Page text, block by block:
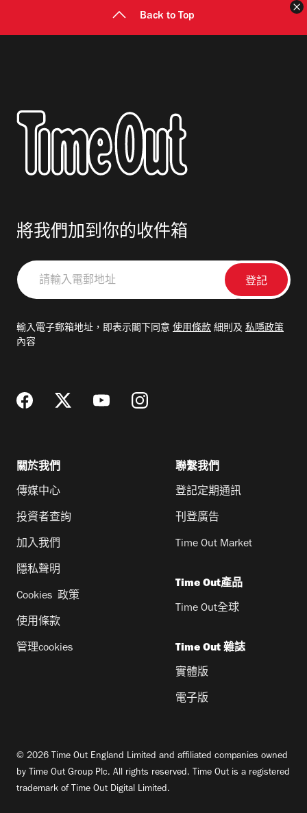
Back to Top
將我們加到你的收件箱
請
輸
郵
輸入電子郵箱地址，即表示閣下同意 使用條款 細則及 私隱政策
內容
關於我們
傳媒中心
投資者查詢
加入我們
隱私聲明
Cookies 政策
使用條款
管理cookies
聯繫我們
登記定期通訊
刊登廣告
Time Out Market
Time Out產品
Time Out全球
Time Out 雜誌
實體版
電子版
© 2026 Time Out England Limited and affiliated companies owned
by Time Out Group Plc. All rights reserved. Time Out is a registered
trademark of Time Out Digital Limited.